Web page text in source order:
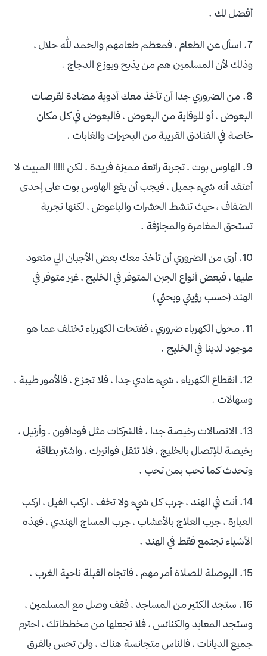
أفضل لك .
7. اسأل عن الطعام ، فمعظم طعامهم والحمد لله حلال ،
وذلك لأن المسلمين هم من يذبح ويوزع الدجاج .
8. من الضروري جدا أن تأخذ معك أدوية مضادة لقرصات
البعوض ، أو للوقاية من البعوض ، فالبعوض في كل مكان
خاصة في الفنادق القريبة من البحيرات والغابات .
9. الهاوس بوت ، تجربة رائعة مميزة فريدة ، لكن !!!!! المبيت لا
أعتقد أنه شيء جميل ، فيجب أن يقع الهاوس بوت على إحدى
الضفاف ، حيث تنشط الحشرات والباعوض ، لكنها تجربة
تستحق المغامرة والمجازفة .
10. أرى من الضروري أن تأخذ معك بعض الأجبان الي متعود
عليها ، فبعض أنواع الجبن المتوفر في الخليج ، غير متوفر في
الهند (حسب رؤيتي وبحثي )
11. محول الكهرباء ضروري ، ففتحات الكهرباء تختلف عما هو
موجود لدينا في الخليج .
12. انقطاع الكهرباء ، شيء عادي جدا ، فلا تجزع ، فالأمور طيبة ،
وسهالات .
13. الاتصالات رخيصة جدا ، فالشركات مثل فودافون ، وأرتيل ،
رخيصة للإتصال بالخليج ، فلا تثقل فواتيرك ، واشتر بطاقة
وتحدث كما تحب بمن تحب .
14. أنت في الهند ، جرب كل شيء ولا تخف ، اركب الفيل ، اركب
العبارة ، جرب العلاج بالأعشاب ، جرب المساج الهندي ، فهذه
الأشياء تجتمع فقط في الهند .
15. البوصلة للصلاة أمر مهم ، فاتجاه القبلة ناحية الغرب .
16. ستجد الكثير من المساجد ، فقف وصل مع المسلمين ،
وستجد المعابد والكنائس ، فلا تجعلها من مخططاتك ، احترم
جميع الديانات ، فالناس متجانسة هناك ، ولن تحس بالفرق